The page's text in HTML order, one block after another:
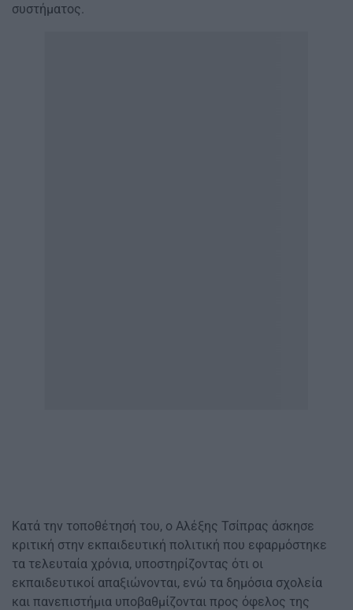
συστήματος.
Κατά την τοποθέτησή του, ο Αλέξης Τσίπρας άσκησε
κριτική στην εκπαιδευτική πολιτική που εφαρμόστηκε
τα τελευταία χρόνια, υποστηρίζοντας ότι οι
εκπαιδευτικοί απαξιώνονται, ενώ τα δημόσια σχολεία
και πανεπιστήμια υποβαθμίζονται προς όφελος της